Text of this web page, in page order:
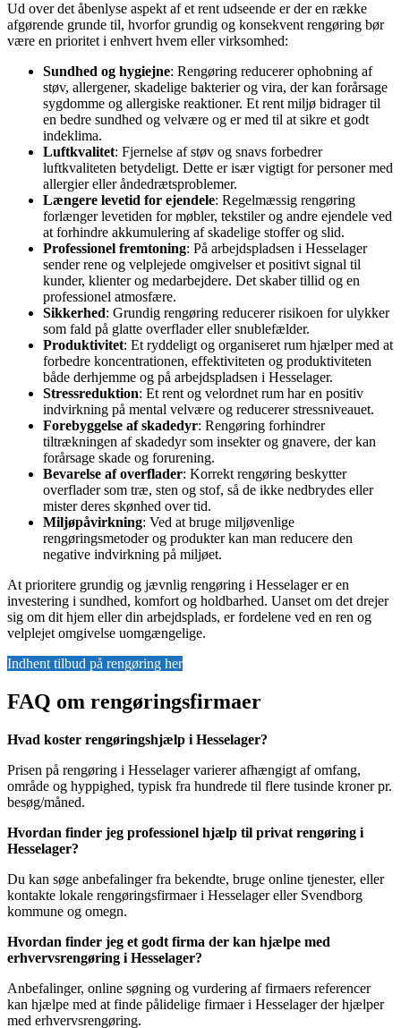
Ud over det åbenlyse aspekt af et rent udseende er der en række
afgørende grunde til, hvorfor grundig og konsekvent rengøring bør
være en prioritet i enhvert hvem eller virksomhed:
Sundhed og hygiejne: Rengøring reducerer ophobning af
støv, allergener, skadelige bakterier og vira, der kan forårsage
sygdomme og allergiske reaktioner. Et rent miljø bidrager til
en bedre sundhed og velvære og er med til at sikre et godt
indeklima.
Luftkvalitet: Fjernelse af støv og snavs forbedrer
luftkvaliteten betydeligt. Dette er især vigtigt for personer med
allergier eller åndedrætsproblemer.
Længere levetid for ejendele: Regelmæssig rengøring
forlænger levetiden for møbler, tekstiler og andre ejendele ved
at forhindre akkumulering af skadelige stoffer og slid.
Professionel fremtoning: På arbejdspladsen i Hesselager
sender rene og velplejede omgivelser et positivt signal til
kunder, klienter og medarbejdere. Det skaber tillid og en
professionel atmosfære.
Sikkerhed: Grundig rengøring reducerer risikoen for ulykker
som fald på glatte overflader eller snublefælder.
Produktivitet: Et ryddeligt og organiseret rum hjælper med at
forbedre koncentrationen, effektiviteten og produktiviteten
både derhjemme og på arbejdspladsen i Hesselager.
Stressreduktion: Et rent og velordnet rum har en positiv
indvirkning på mental velvære og reducerer stressniveauet.
Forebyggelse af skadedyr: Rengøring forhindrer
tiltrækningen af skadedyr som insekter og gnavere, der kan
forårsage skade og forurening.
Bevarelse af overflader: Korrekt rengøring beskytter
overflader som træ, sten og stof, så de ikke nedbrydes eller
mister deres skønhed over tid.
Miljøpåvirkning: Ved at bruge miljøvenlige
rengøringsmetoder og produkter kan man reducere den
negative indvirkning på miljøet.
At prioritere grundig og jævnlig rengøring i Hesselager er en
investering i sundhed, komfort og holdbarhed. Uanset om det drejer
sig om dit hjem eller din arbejdsplads, er fordelene ved en ren og
velplejet omgivelse uomgængelige.
Indhent tilbud på rengøring her
FAQ om rengøringsfirmaer
Hvad koster rengøringshjælp i Hesselager?
Prisen på rengøring i Hesselager varierer afhængigt af omfang,
område og hyppighed, typisk fra hundrede til flere tusinde kroner pr.
besøg/måned.
Hvordan finder jeg professionel hjælp til privat rengøring i
Hesselager?
Du kan søge anbefalinger fra bekendte, bruge online tjenester, eller
kontakte lokale rengøringsfirmaer i Hesselager eller Svendborg
kommune og omegn.
Hvordan finder jeg et godt firma der kan hjælpe med
erhvervsrengøring i Hesselager?
Anbefalinger, online søgning og vurdering af firmaers referencer
kan hjælpe med at finde pålidelige firmaer i Hesselager der hjælper
med erhvervsrengøring.